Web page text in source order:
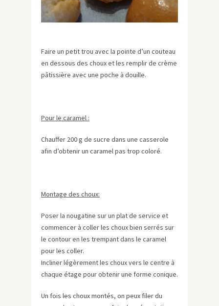
Faire un petit trou avec la pointe d’un couteau
en dessous des choux et les remplir de crème
pâtissière avec une poche à douille.
Pour le caramel :
Chauffer 200 g de sucre dans une casserole
afin d’obtenir un caramel pas trop coloré.
Montage des choux:
Poser la nougatine sur un plat de service et
commencer à coller les choux bien serrés sur
le contour en les trempant dans le caramel
pour les coller.
Incliner légèrement les choux vers le centre à
chaque étage pour obtenir une forme conique.
Un fois les choux montés, on peux filer du